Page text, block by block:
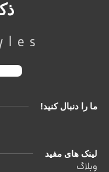
لینک های مفید
وبلاگ
ما را دنبال کنید!